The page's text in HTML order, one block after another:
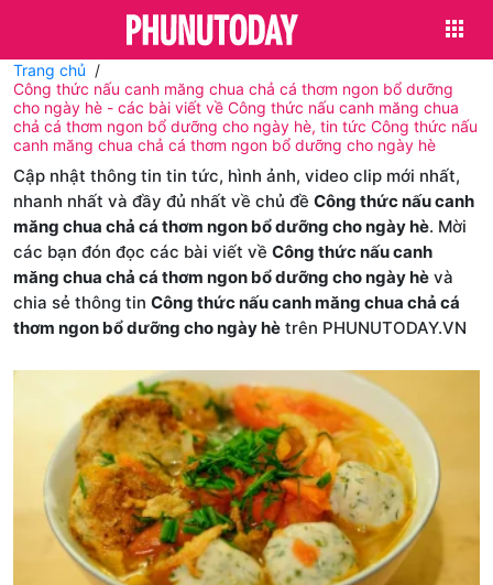
Trang chủ
Công thức nấu canh măng chua chả cá thơm ngon bổ dưỡng
cho ngày hè - các bài viết về Công thức nấu canh măng chua
chả cá thơm ngon bổ dưỡng cho ngày hè, tin tức Công thức nấu
canh măng chua chả cá thơm ngon bổ dưỡng cho ngày hè
Cập nhật thông tin tin tức, hình ảnh, video clip mới nhất,
nhanh nhất và đầy đủ nhất về chủ đề Công thức nấu canh
măng chua chả cá thơm ngon bổ dưỡng cho ngày hè. Mời
các bạn đón đọc các bài viết về Công thức nấu canh
măng chua chả cá thơm ngon bổ dưỡng cho ngày hè và
chia sẻ thông tin Công thức nấu canh măng chua chả cá
thơm ngon bổ dưỡng cho ngày hè trên PHUNUTODAY.VN